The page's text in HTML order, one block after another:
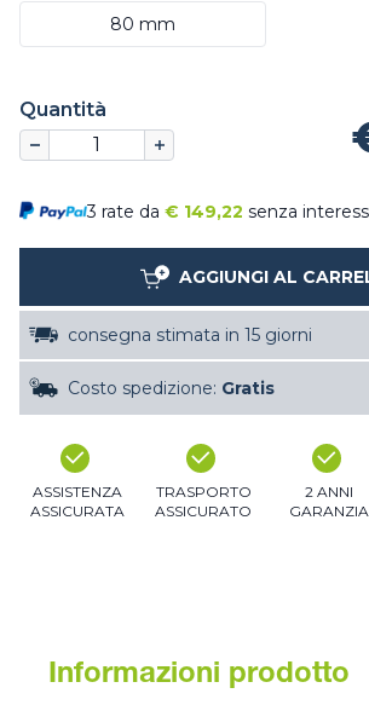
80 mm
Quantità
3 rate da € 149,22 senza
AGGIUNGI AL
consegna stimata in 15 giorni
Costo spedizione: Gratis
ASSISTENZA
ASSICURATA
TRASPORTO
ASSICURATO
2 ANNI
GARANZIA
Informazioni prodotto